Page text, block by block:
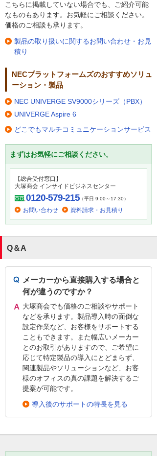
こちらに掲載していない場合でも、ご紹介可能
なものもあります。お気軽にご相談ください。
価格のご相談も承ります。
製品の取り扱いに関するお問い合わせ・お見
積り
NECプラットフォームズのおすすめソリュ
ーション・製品
NEC UNIVERGE SV9000シリーズ（PBX）
UNIVERGE Aspire 6
どこでもマルチコミュニケーションサービス
まずはお気軽にご相談ください。
【総合受付窓口】
大塚商会 インサイドビジネスセンター
0120-579-215（平日 9:00～17:30）
お問い合わせ 資料請求・お見積り
Q＆A
メーカーから直接購入する場合と
何が違うのですか？
大塚商会でも価格のご相談やサポート
などを承ります。製品導入時の面倒な
設定作業など、お客様をサポートする
こともできます。また幅広いメーカー
とのお取引がありますので、ご希望に
応じて特定製品の導入にとどまらず、
関連製品やソリューションなど、お客
様のオフィスの真の課題を解決するご
提案が可能です。
導入後のサポートの特長を見る